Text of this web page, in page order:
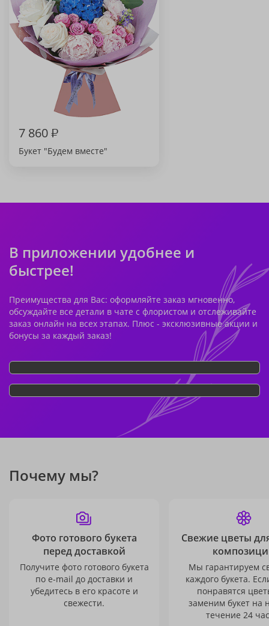
7 860₽
Букет "Будем вместе"
В приложении удобнее и
быстрее!
Преимущества для Вас: оформляйте заказ мгновенно,
обсуждайте все детали в чате с флористом и отслеживайте
заказ онлайн на всех этапах. Плюс - эксклюзивные акции и
бонусы за каждый заказ!
Почему мы?
Фото готового букета
перед доставкой
Получите фото готового букета
по e-mail до доставки и
убедитесь в его красоте и
свежести.
Свежие цветы
Мы гарантируем
каждого букета.
понравятся
заменим букет на
течение 24